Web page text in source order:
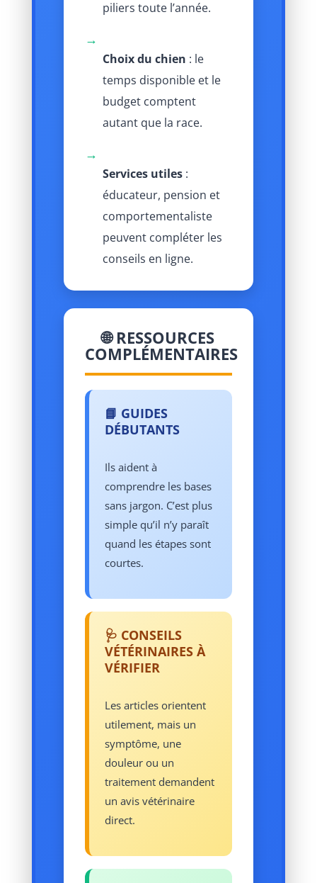
piliers toute l’année.
→
Choix du chien : le
temps disponible et le
budget comptent
autant que la race.
→
Services utiles:
éducateur, pension et
comportementaliste
peuvent compléter les
conseils en ligne.
🌐 RESSOURCES
COMPLÉMENTAIRES
📘 GUIDES
DÉBUTANTS
Ils aident à
comprendre les bases
sans jargon. C’est plus
simple qu’il n’y paraît
quand les étapes sont
courtes.
🩺 CONSEILS
VÉTÉRINAIRES À
VÉRIFIER
Les articles orientent
utilement, mais un
symptôme, une
douleur ou un
traitement demandent
un avis vétérinaire
direct.